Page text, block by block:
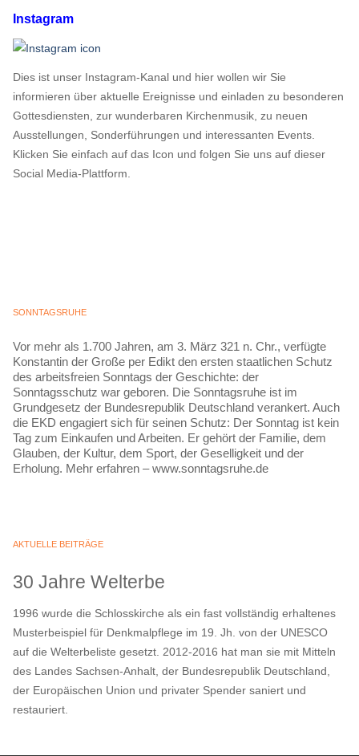
Instagram
Dies ist unser Instagram-Kanal und hier wollen wir Sie
informieren über aktuelle Ereignisse und einladen zu besonderen
Gottesdiensten, zur wunderbaren Kirchenmusik, zu neuen
Ausstellungen, Sonderführungen und interessanten Events.
Klicken Sie einfach auf das Icon und folgen Sie uns auf dieser
Social Media-Plattform.
SONNTAGSRUHE
Vor mehr als 1.700 Jahren, am 3. März 321 n. Chr., verfügte
Konstantin der Große per Edikt den ersten staatlichen Schutz
des arbeitsfreien Sonntags der Geschichte: der
Sonntagsschutz war geboren. Die Sonntagsruhe ist im
Grundgesetz der Bundesrepublik Deutschland verankert. Auch
die EKD engagiert sich für seinen Schutz: Der Sonntag ist kein
Tag zum Einkaufen und Arbeiten. Er gehört der Familie, dem
Glauben, der Kultur, dem Sport, der Geselligkeit und der
Erholung. Mehr erfahren – www.sonntagsruhe.de
AKTUELLE BEITRÄGE
30 Jahre Welterbe
1996 wurde die Schlosskirche als ein fast vollständig erhaltenes
Musterbeispiel für Denkmalpflege im 19. Jh. von der UNESCO
auf die Welterbeliste gesetzt. 2012-2016 hat man sie mit Mitteln
des Landes Sachsen-Anhalt, der Bundesrepublik Deutschland,
der Europäischen Union und privater Spender saniert und
restauriert.